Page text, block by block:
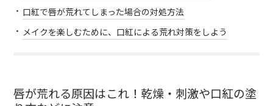
口紅で唇が荒れてしまった場合の対処方法
メイクを楽しむために、口紅による荒れ対策をしよう
唇が荒れる原因はこれ！乾燥・刺激や口紅の塗